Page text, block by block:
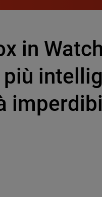
in